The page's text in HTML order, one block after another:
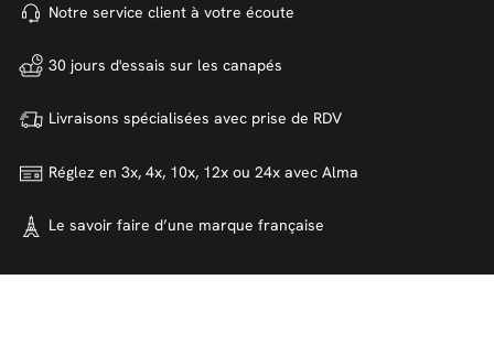
Notre service client à votre écoute
30 jours d'essais sur les canapés
Livraisons spécialisées avec prise de RDV
Réglez en 3x, 4x, 10x, 12x ou 24x avec Alma
Le savoir faire d’une marque française